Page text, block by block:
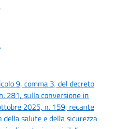
9, comma 3, del decreto
281, sulla conversione in
2025, n. 159, recante
salute e della sicurezza